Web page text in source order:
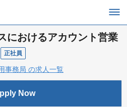
におけるアカウント営業
正社員
事務局 の求人一覧
Now